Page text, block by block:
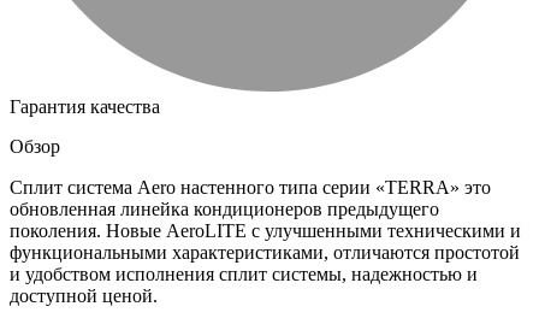
Гарантия качества
Обзор
Сплит система Aero настенного типа серии «TERRA» это
обновленная линейка кондиционеров предыдущего
поколения. Новые AeroLITE с улучшенными техническими и
функциональными характеристиками, отличаются простотой
и удобством исполнения сплит системы, надежностью и
доступной ценой.